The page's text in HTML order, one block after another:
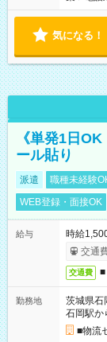
気になる！
《単発1日
ール貼り
派遣 職種未経験
WEB登録・面接OK
給与
時給
交通
交通費 ■
勤務地
茨城県石
石岡駅か
■物流